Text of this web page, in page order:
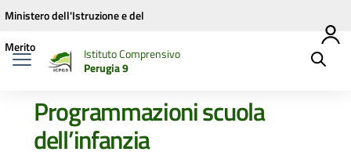
Vai ai contenuti
Vai al menu di navigazione
Vai al footer
Ministero dell'Istruzione e del
Merito
Istituto Comprensivo
Perugia 9
Programmazioni scuola
dell’infanzia